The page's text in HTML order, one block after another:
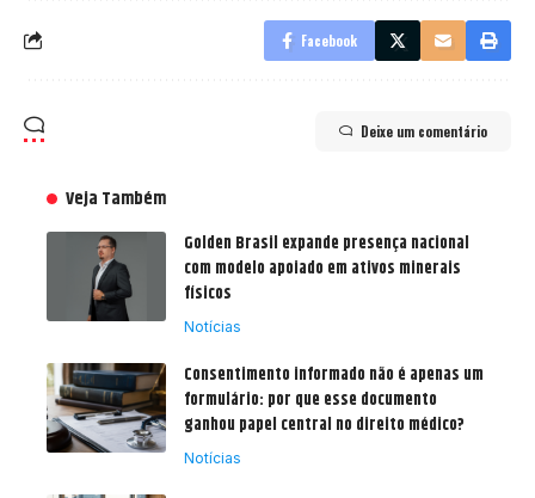
Facebook
Deixe um comentário
Veja Também
Golden Brasil expande presença nacional
com modelo apoiado em ativos minerais
físicos
Notícias
Consentimento informado não é apenas um
formulário: por que esse documento
ganhou papel central no direito médico?
Notícias